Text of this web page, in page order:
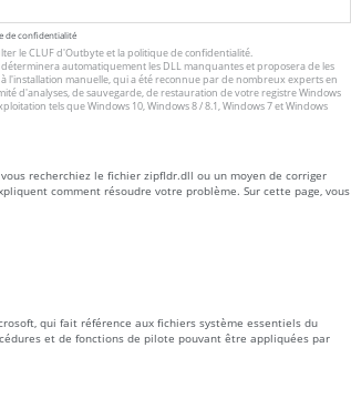
de confidentialité
leCLUFd'Outbyte etla politique de confidentialité.
automatiquement les DLL manquantes et proposera de les
l'installation manuelle, qui a été reconnue par de nombreux experts en
d'analyses, de sauvegarde, de restauration de votre registre Windows
tels que Windows 10, Windows 8 / 8.1, Windows 7 et Windows
recherchiez le fichier zipfldr.dll ou un moyen de corriger
comment résoudre votre problème. Sur cette page, vous
qui fait référence aux fichiers système essentiels du
et de fonctions de pilote pouvant être appliquées par